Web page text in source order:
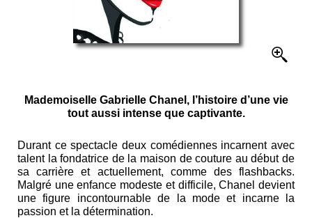
Mademoiselle Gabrielle Chanel, l’histoire d’une vie
tout aussi intense que captivante.
Durant ce spectacle deux comédiennes incarnent avec
talent la fondatrice de la maison de couture au début de
sa carrière et actuellement, comme des flashbacks.
Malgré une enfance modeste et difficile, Chanel devient
une figure incontournable de la mode et incarne la
passion et la détermination.